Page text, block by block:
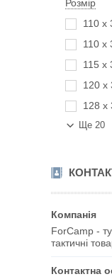
Розмір
110 х
110 х
115 x
120 x
128 x
Ще 20
ForCamp -
тактичні